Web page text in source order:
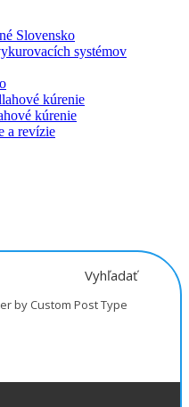
Slovensko
systémov
kúrenie
kúrenie
a revízie
Vyhľadať
by Custom Post Type